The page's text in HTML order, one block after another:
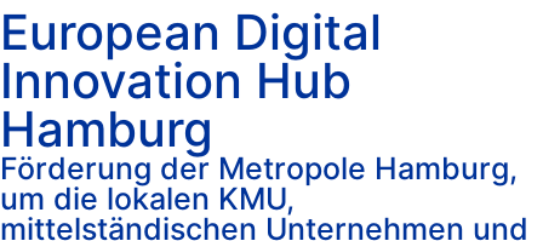
European Digital
Innovation Hub
Hamburg
Förderung der Metropole Hamburg,
um die lokalen KMU,
mittelständischen Unternehmen und